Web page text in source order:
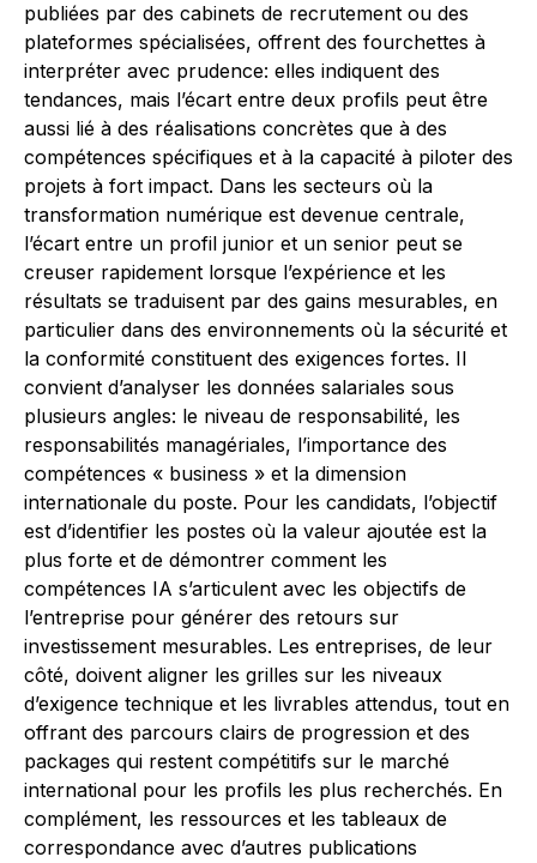
publiées par des cabinets de recrutement ou des
plateformes spécialisées, offrent des fourchettes à
interpréter avec prudence: elles indiquent des
tendances, mais l’écart entre deux profils peut être
aussi lié à des réalisations concrètes que à des
compétences spécifiques et à la capacité à piloter des
projets à fort impact. Dans les secteurs où la
transformation numérique est devenue centrale,
l’écart entre un profil junior et un senior peut se
creuser rapidement lorsque l’expérience et les
résultats se traduisent par des gains mesurables, en
particulier dans des environnements où la sécurité et
la conformité constituent des exigences fortes. Il
convient d’analyser les données salariales sous
plusieurs angles: le niveau de responsabilité, les
responsabilités managériales, l’importance des
compétences « business » et la dimension
internationale du poste. Pour les candidats, l’objectif
est d’identifier les postes où la valeur ajoutée est la
plus forte et de démontrer comment les
compétences IA s’articulent avec les objectifs de
l’entreprise pour générer des retours sur
investissement mesurables. Les entreprises, de leur
côté, doivent aligner les grilles sur les niveaux
d’exigence technique et les livrables attendus, tout en
offrant des parcours clairs de progression et des
packages qui restent compétitifs sur le marché
international pour les profils les plus recherchés. En
complément, les ressources et les tableaux de
correspondance avec d’autres publications